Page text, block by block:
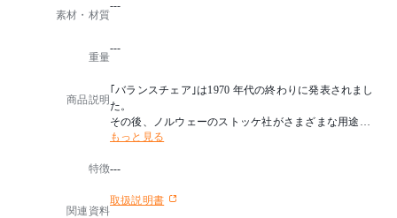
素材・材質
---
重量
---
商品説明
｢バランスチェア｣は1970 年代の終わりに発表されまし
た。
その後、ノルウェーのストッケ社がさまざまな用途に
あわせ、健康に良い椅子の開発を進めてきました。
ント系の椅子｢バランスチェア｣を専門に製作する会社
工場は同じ場所にありますが、社名はヴァリエール社
もっと見る
特徴---
関連資料
取扱説明書